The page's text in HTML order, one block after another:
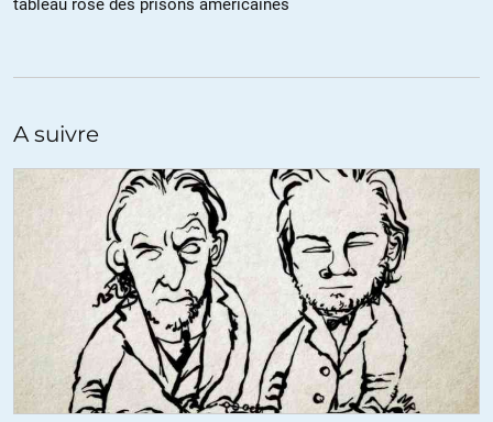
tableau rose des prisons américaines
A suivre